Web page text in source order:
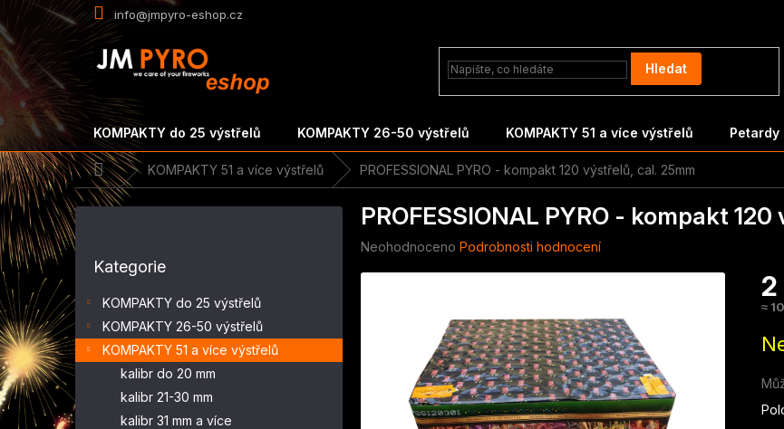
Přejít
na
obsah
info@jmpyro-eshop.cz
Hledat
KOMPAKTY do 25 výstřelů KOMPAKTY 26-50 výstřelů KOMPAKTY 51 a více výstřelů Petardy
Domů KOMPAKTY 51 a více výstřelů PROFESSIONAL PYRO - kompakt 120 výstřelů, cal. 25mm
P
o
s
t
a
n
n
í
p
a
n
kategorie
Kategorie
KOMPAKTY do 25 výstřelů
KOMPAKTY 26-50 výstřelů
KOMPAKTY 51 a více výstřelů
kalibr do 20 mm
kalibr 21-30 mm
kalibr 31 mm a více
PROFESSIONAL PYRO - kompakt
Průměrné
hvězdiček.
Neohodnoceno Podrobnosti hodnocení
≈